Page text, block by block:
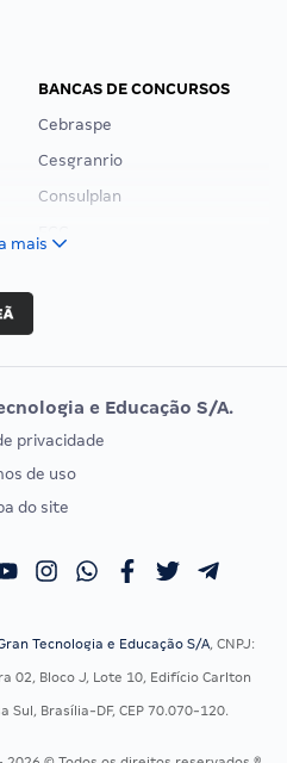
BANCAS DE CONCURSOS
Cebraspe
Cesgranrio
Consulplan
Vunesp
EXAME DE ORDEM
Calendário OAB
mais
e Educação S/A.
privacidade
de uso
do site
Tecnologia e Educação S/A, CNPJ:
02, Bloco J, Lote 10, Edifício Carlton
Sul, Brasília-DF, CEP 70.070-120.